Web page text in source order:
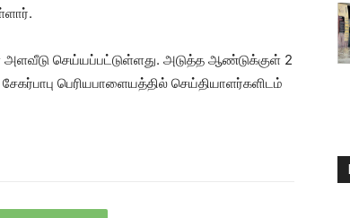
செய்யப்பட்டுள்ளது. அடுத்த ஆண்டுக்குள் 2
பெரியபாளையத்தில் செய்தியாளர்களிடம்